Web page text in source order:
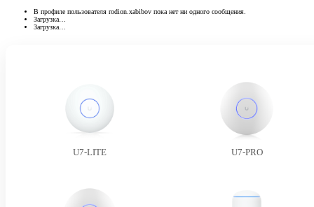
В профиле пользователя rodion.xabibov пока нет ни одного сообщения.
Загрузка…
Загрузка…
U7-LITE U7-PRO